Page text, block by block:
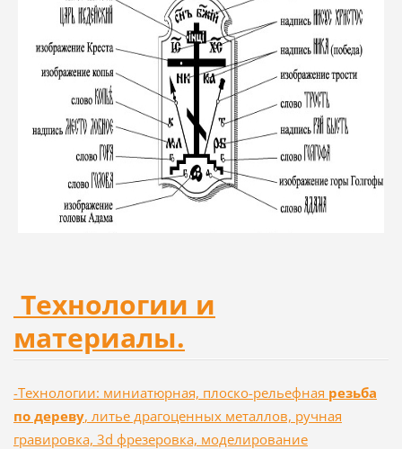
Технологии и
материалы.
-Технологии: миниатюрная, плоско-рельефная резьба
по дереву, литье драгоценных металлов, ручная
гравировка, 3d фрезеровка, моделирование